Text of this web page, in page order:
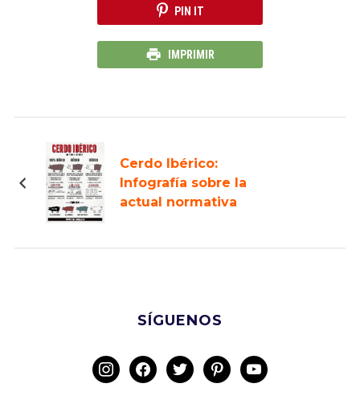
PIN IT
IMPRIMIR
Cerdo Ibérico:
Infografía sobre la
actual normativa
SÍGUENOS
instagramfacebooktwitterpinterestyoutube